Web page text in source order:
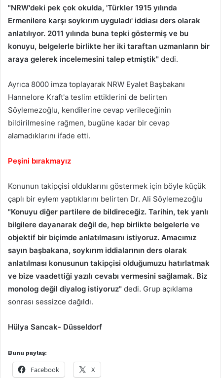
"NRW'deki pek çok okulda, 'Türkler 1915 yılında
Ermenilere karşı soykırım uyguladı' iddiası ders olarak
anlatılıyor. 2011 yılında buna tepki göstermiş ve bu
konuyu, belgelerle birlikte her iki taraftan uzmanların bir
araya gelerek incelemesini talep etmiştik" dedi.
Ayrıca 8000 imza toplayarak NRW Eyalet Başbakanı
Hannelore Kraft'a teslim ettiklerini de belirten
Söylemezoğlu, kendilerine cevap verileceğinin
bildirilmesine rağmen, bugüne kadar bir cevap
alamadıklarını ifade etti.
Peşini bırakmayız
Konunun takipçisi olduklarını göstermek için böyle küçük
çaplı bir eylem yaptıklarını belirten Dr. Ali Söylemezoğlu
"Konuyu diğer partilere de bildireceğiz. Tarihin, tek yanlı
bilgilere dayanarak değil de, hep birlikte belgelerle ve
objektif bir biçimde anlatılmasını istiyoruz. Amacımız
sayın başbakana, soykırım iddialarının ders olarak
anlatılması konusunun takipçisi olduğumuzu hatırlatmak
ve bize vaadettiği yazılı cevabı vermesini sağlamak. Biz
monolog değil diyalog istiyoruz" dedi. Grup açıklama
sonrası sessizce dağıldı.
Hülya Sancak- Düsseldorf
Bunu paylaş:
Facebook X